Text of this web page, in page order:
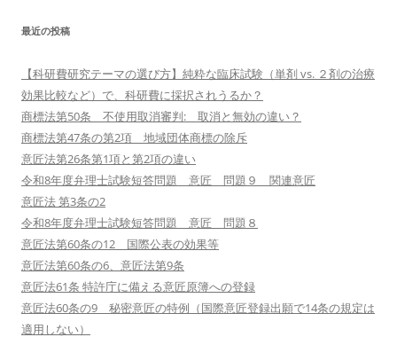
最近の投稿
【科研費研究テーマの選び方】純粋な臨床試験（単剤 vs. ２剤の治療
効果比較など）で、科研費に採択されうるか？
商標法第50条 不使用取消審判: 取消と無効の違い？
商標法第47条の第2項 地域団体商標の除斥
意匠法第26条第1項と第2項の違い
令和8年度弁理士試験短答問題 意匠 問題９ 関連意匠
意匠法 第3条の2
令和8年度弁理士試験短答問題 意匠 問題８
意匠法第60条の12 国際公表の効果等
意匠法第60条の6、意匠法第9条
意匠法61条 特許庁に備える意匠原簿への登録
意匠法60条の9 秘密意匠の特例（国際意匠登録出願で14条の規定は
適用しない）